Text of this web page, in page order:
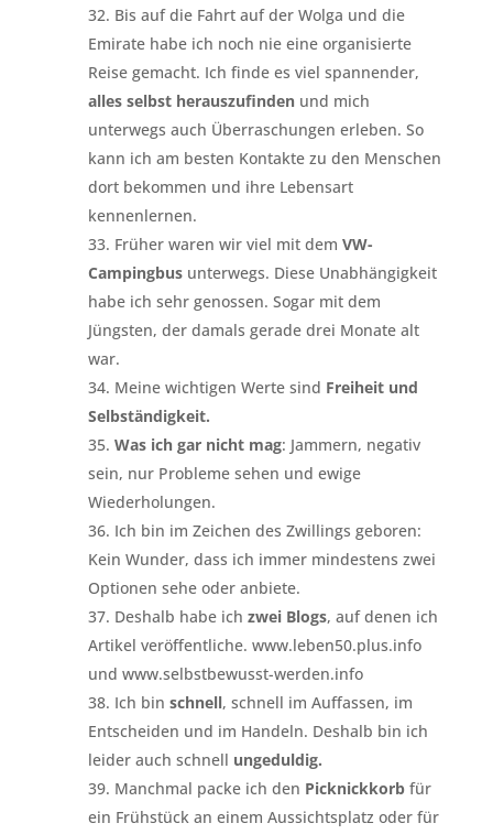
Bis auf die Fahrt auf der Wolga und die
Emirate habe ich noch nie eine organisierte
Reise gemacht. Ich finde es viel spannender,
alles selbst herauszufindenund mich
unterwegs auch Überraschungen erleben. So
kann ich am besten Kontakte zu den Menschen
dort bekommen und ihre Lebensart
kennenlernen.
Früher waren wir viel mit dem VW-
Campingbusunterwegs. Diese Unabhängigkeit
habe ich sehr genossen. Sogar mit dem
Jüngsten, der damals gerade drei Monate alt
war.
Meine wichtigen Werte sind Freiheit und
Selbständigkeit.
Was ich gar nicht mag: Jammern, negativ
sein, nur Probleme sehen und ewige
Wiederholungen.
Ich bin im Zeichen des Zwillings geboren:
Kein Wunder, dass ich immer mindestens zwei
Optionen sehe oder anbiete.
Deshalb habe ich zwei Blogs, auf denen ich
Artikel veröffentliche. www.leben50.plus.info
und www.selbstbewusst-werden.info
Ich bin schnell, schnell im Auffassen, im
Entscheiden und im Handeln. Deshalb bin ich
leider auch schnell ungeduldig.
Manchmal packe ich den Picknickkorbfür
ein Frühstück an einem Aussichtsplatz oder für